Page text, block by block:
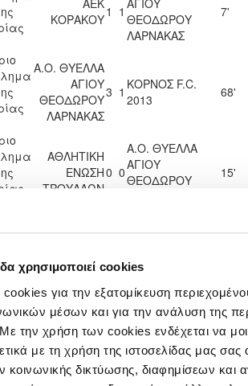
χρησιμοποιεί cookies
για την εξατομίκευση
μέσων και για την ανάλυση της
Με την χρήση των cookies ενδέχεται να
με τη χρήση της ιστοσελίδας μας
δικτύωσης, διαφημίσεων και
ΚΟΡΑΚΟΥ1 1 ΘΕΟΔΩΡΟΥ
ΛΑΡΝΑΚΑΣ
7'
Α.Ο. ΘΥΕΛΛΑ
ΑΓΙΟΥ
ΘΕΟΔΩΡΟΥ
ΛΑΡΝΑΚΑΣ
3 1 ΚΟΡΝΟΣ F.C.
2013
68'
ΑΘΛΗΤΙΚΗ
ΕΝΩΣΗ
ΤΡΟΥΛΛΩΝ
0 0
Α.Ο. ΘΥΕΛΛΑ
ΑΓΙΟΥ
ΘΕΟΔΩΡΟΥ
15'
ΘΕΟΔΩΡΟΥ
ΛΑΡΝΑΚΑΣ
ΟΛΥΜΠΙΑΣ
ΛΥΜΠΙΩΝ 0 4
Α.Ο. ΘΥΕΛΛΑ
ΑΓΙΟΥ
ΘΕΟΔΩΡΟΥ
ΛΑΡΝΑΚΑΣ
68'